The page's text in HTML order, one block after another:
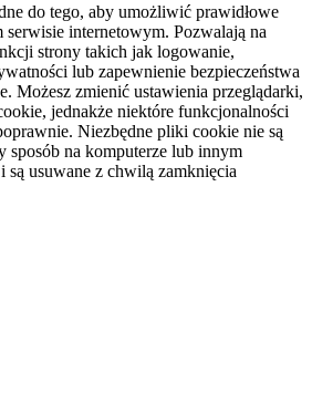
do tego, aby umożliwić prawidłowe
serwisie internetowym. Pozwalają na
strony takich jak logowanie,
lub zapewnienie bezpieczeństwa
Możesz zmienić ustawienia przeglądarki,
jednakże niektóre funkcjonalności
Niezbędne pliki cookie nie są
sposób na komputerze lub innym
usuwane z chwilą zamknięcia